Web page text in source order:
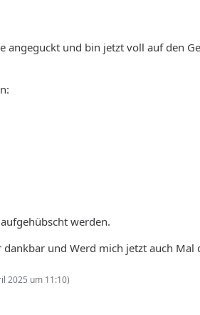
angeguckt und bin jetzt voll auf den
werden.
und Werd mich jetzt auch
2025 um 11:10)